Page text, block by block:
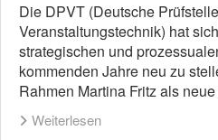
Die DPVT (Deutsche
Veranstaltungstechnik) hat
strategischen und
kommenden Jahre neu zu
Rahmen Martina Fritz als
Weiterlesen